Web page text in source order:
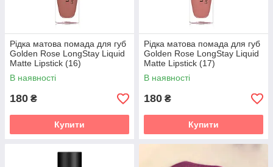
Рідка матова помада для губ
Golden Rose LongStay Liquid
Matte Lipstick (16)
В наявності
180 ₴
Купити
Рідка матова помада для губ
Golden Rose LongStay Liquid
Matte Lipstick (17)
В наявності
180 ₴
Купити